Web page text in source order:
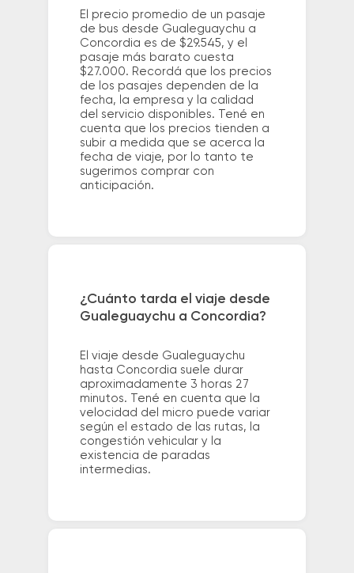
El precio promedio de un pasaje
de bus desde Gualeguaychu a
Concordia es de $29.545, y el
pasaje más barato cuesta
$27.000. Recordá que los precios
de los pasajes dependen de la
fecha, la empresa y la calidad
del servicio disponibles. Tené en
cuenta que los precios tienden a
subir a medida que se acerca la
fecha de viaje, por lo tanto te
sugerimos comprar con
anticipación.
¿Cuánto tarda el viaje desde
Gualeguaychu a Concordia?
El viaje desde Gualeguaychu
hasta Concordia suele durar
aproximadamente 3 horas 27
minutos. Tené en cuenta que la
velocidad del micro puede variar
según el estado de las rutas, la
congestión vehicular y la
existencia de paradas
intermedias.